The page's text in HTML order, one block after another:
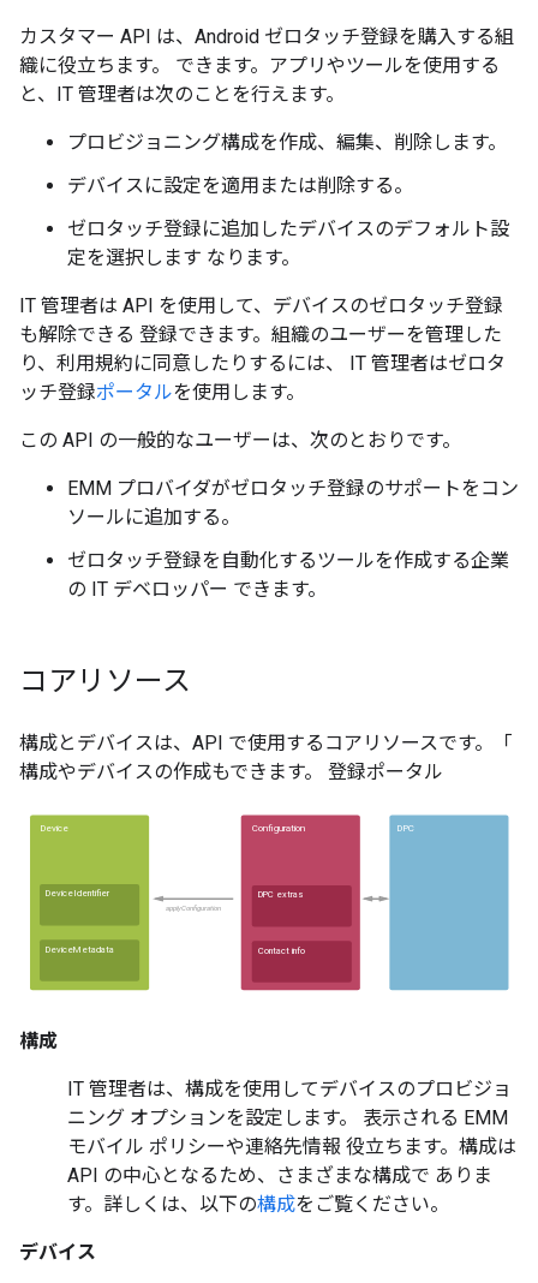
カスタマー API は、Android ゼロタッチ登録を購入する組
織に役立ちます。 できます。アプリやツールを使用する
と、IT 管理者は次のことを行えます。
プロビジョニング構成を作成、編集、削除します。
デバイスに設定を適用または削除する。
ゼロタッチ登録に追加したデバイスのデフォルト設
定を選択します なります。
IT 管理者は API を使用して、デバイスのゼロタッチ登録
も解除できる 登録できます。組織のユーザーを管理した
り、利用規約に同意したりするには、 IT 管理者はゼロタ
ッチ登録ポータルを使用します。
この API の一般的なユーザーは、次のとおりです。
EMM プロバイダがゼロタッチ登録のサポートをコン
ソールに追加する。
ゼロタッチ登録を自動化するツールを作成する企業
の IT デベロッパー できます。
コアリソース
構成とデバイスは、API で使用するコアリソースです。「
構成やデバイスの作成もできます。 登録ポータル
構成
IT 管理者は、構成を使用してデバイスのプロビジョ
ニング オプションを設定します。 表示される EMM
モバイル ポリシーや連絡先情報 役立ちます。構成は
API の中心となるため、さまざまな構成で ありま
す。詳しくは、以下の構成をご覧ください。
デバイス